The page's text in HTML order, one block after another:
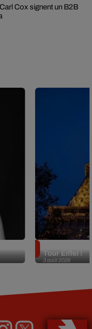
Cox signent un B2B
3 août 2026
Tour Eiffel !